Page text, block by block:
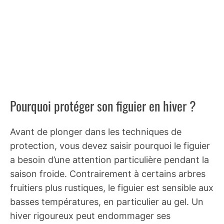
Pourquoi protéger son figuier en hiver ?
Avant de plonger dans les techniques de
protection, vous devez saisir pourquoi le figuier
a besoin d’une attention particulière pendant la
saison froide. Contrairement à certains arbres
fruitiers plus rustiques, le figuier est sensible aux
basses températures, en particulier au gel. Un
hiver rigoureux peut endommager ses